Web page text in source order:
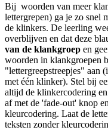
Bij woorden van meer
lettergrepen) ga je zo snel
de klinkers. De leerling
overblijven en dat deze
van de klankgroep en
woorden in klankgroepen
"lettergreepstreepjes" aan
met één klinker). Stel bij
altijd de klinkercodering
af met de 'fade-out' knop
kleurcodering. Laat de
teksten zonder